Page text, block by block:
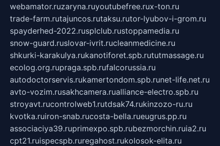
webamator.ruzaryna.ruyoutubefree.rux-ton.ru
trade-farm.rutajuncos.rutaksu.rutor-lyubov-i-grom.ru
spayderhed-2022.rusplclub.rustoppamedia.ru
snow-guard.ruslovar-ivrit.rucleanmedicine.ru
shkurki-karakulya.rukanotiforet.spb.rututmassage.ru
ecolog.org.rupraga.spb.rufalcorussia.ru
autodoctorservis.rukamertondom.spb.runet-life.net.ru
avto-vozim.rusakhcamera.rualliance-electro.spb.ru
stroyavt.rucontrolweb1.rutdsak74.rukinzozo-ru.ru
kvotka.ruiron-snab.rucosta-bella.rueugrus.pp.ru
associaciya39.ruprimexpo.spb.rubezmorchin.ruia2.ru
cpt21.ruispecspb.ruregahost.rukolosok-elita.ru